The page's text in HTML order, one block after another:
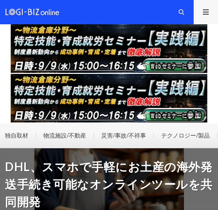
独自取材 物流施設/不動産 災害/事故/不祥事 テクノロジー/製品
DHL、スマホで手軽にお土産の海外発
送手続き可能なオンラインツールを共
同開発